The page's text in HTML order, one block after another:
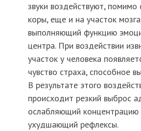
звуки воздействуют, помимо
коры, еще и на участок
выполняющий функцию
центра. При воздействии
участок у человека
чувство страха, способное
В результате этого
происходит резкий выброс
ослабляющий концентрацию
ухудшающий рефлексы.